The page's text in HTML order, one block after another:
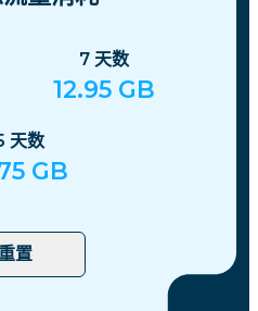
7 天数
12.95 GB
天数
GB
置